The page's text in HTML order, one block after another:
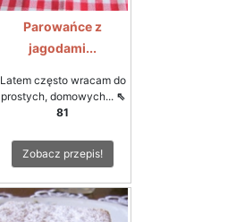
Parowańce z
jagodami...
Latem często wracam do
prostych, domowych... ⇖
81
Zobacz przepis!